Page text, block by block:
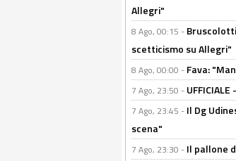
Allegri"
8 Ago, 00:15 -
scetticismo su Allegri"
8 Ago, 00:00 - Fava:
7 Ago, 23:50 -
7 Ago, 23:45 - Il Dg
scena"
7 Ago, 23:30 - Il pallone